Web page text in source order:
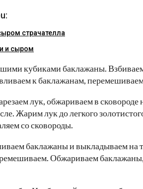
страчателла
и сыром
кубиками баклажаны.
к баклажанам,
лук, обжариваем в сковороде
Жарим лук до легкого
со сковороды.
баклажаны и выкладываем на
Обжариваем